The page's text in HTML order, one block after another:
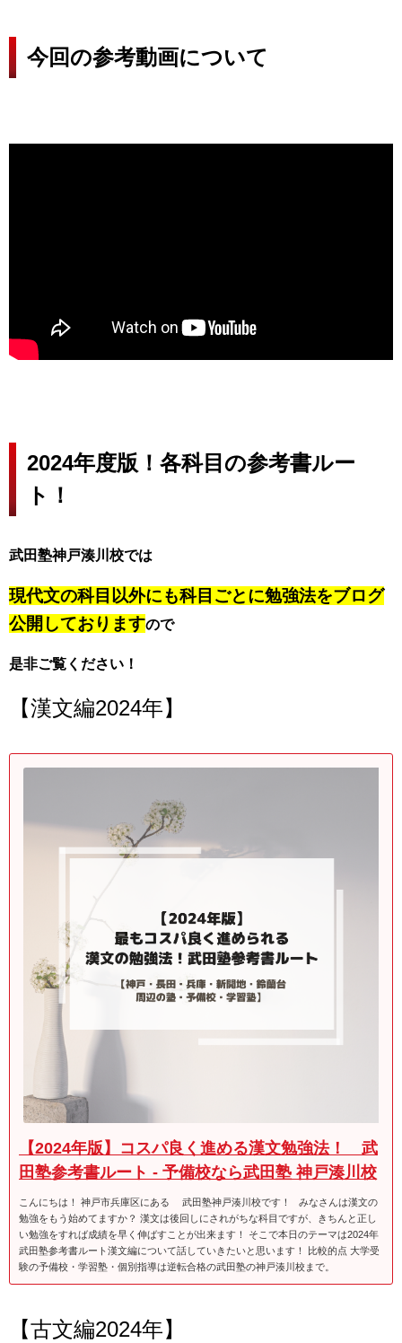
今回の参考動画について
2024年度版！各科目の参考書ルー
ト！
武田塾神戸湊川校では
現代文の科目以外にも科目ごとに勉強法をブログ
公開しておりますので
是非ご覧ください！
【漢文編2024年】
【2024年版】コスパ良く進める漢文勉強法！ 武
田塾参考書ルート - 予備校なら武田塾 神戸湊川校
こんにちは！ 神戸市兵庫区にある 武田塾神戸湊川校です！ みなさんは漢文の
勉強をもう始めてますか？ 漢文は後回しにされがちな科目ですが、きちんと正し
い勉強をすれば成績を早く伸ばすことが出来ます！ そこで本日のテーマは2024年
武田塾参考書ルート漢文編について話していきたいと思います！ 比較的点 大学受
験の予備校・学習塾・個別指導は逆転合格の武田塾の神戸湊川校まで。
【古文編2024年】